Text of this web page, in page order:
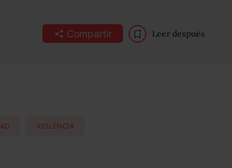
Compartir Leer después
VIOLENCIA